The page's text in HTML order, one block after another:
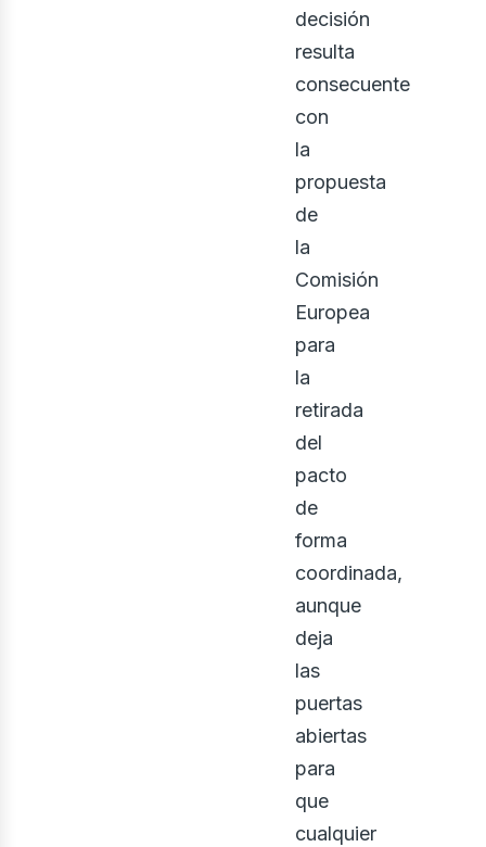
decisión
resulta
consecuente
con
la
propuesta
de
la
Comisión
Europea
para
la
retirada
del
pacto
de
forma
coordinada,
aunque
deja
las
puertas
abiertas
para
que
cualquier